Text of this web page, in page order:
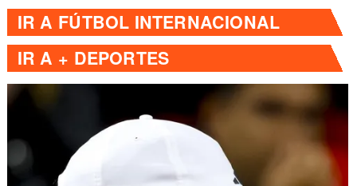
IR A FÚTBOL INTERNACIONAL
IR A + DEPORTES